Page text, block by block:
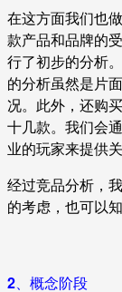
在这方面我们也
款产品和品牌的
行了初步的分析
的分析虽然是片
况。此外，还购
十几款。我们会
业的玩家来提供
经过竞品分析，
的考虑，也可以
2、概念阶段